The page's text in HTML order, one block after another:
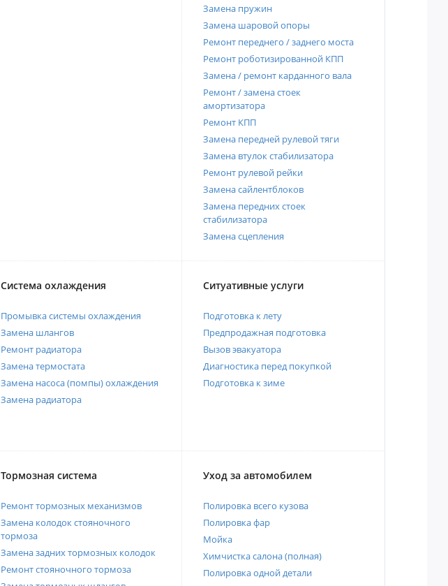
Замена пружин
Замена шаровой опоры
Ремонт переднего / заднего моста
Ремонт роботизированной КПП
Замена / ремонт карданного вала
Ремонт / замена стоек
амортизатора
Ремонт КПП
Замена передней рулевой тяги
Замена втулок стабилизатора
Ремонт рулевой рейки
Замена сайлентблоков
Замена передних стоек
стабилизатора
Замена сцепления
Система охлаждения
Промывка системы охлаждения
Замена шлангов
Ремонт радиатора
Замена термостата
Замена насоса (помпы) охлаждения
Замена радиатора
Ситуативные услуги
Подготовка к лету
Предпродажная подготовка
Вызов эвакуатора
Диагностика перед покупкой
Подготовка к зиме
Тормозная система
Ремонт тормозных механизмов
Замена колодок стояночного
тормоза
Замена задних тормозных колодок
Ремонт стояночного тормоза
Уход за автомобилем
Полировка всего кузова
Полировка фар
Мойка
Химчистка салона (полная)
Полировка одной детали